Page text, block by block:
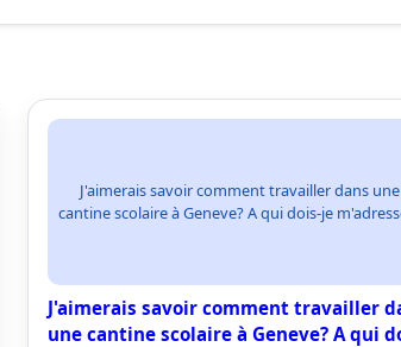
J'aimerais savoir comment travailler dans une
cantine scolaire à Geneve? A qui dois-je
J'aimerais savoir comment travailler
une cantine scolaire à Geneve? A qui